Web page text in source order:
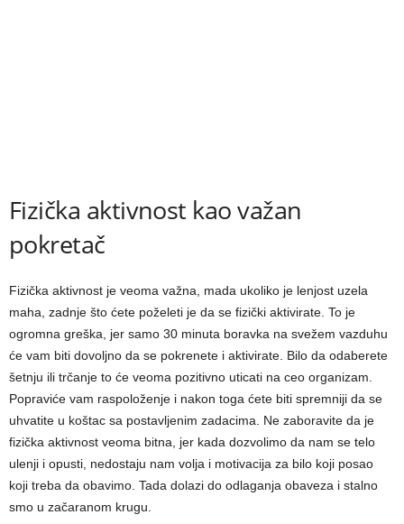
Fizička aktivnost kao važan
pokretač
Fizička aktivnost je veoma važna, mada ukoliko je lenjost uzela
maha, zadnje što ćete poželeti je da se fizički aktivirate. To je
ogromna greška, jer samo 30 minuta boravka na svežem vazduhu
će vam biti dovoljno da se pokrenete i aktivirate. Bilo da odaberete
šetnju ili trčanje to će veoma pozitivno uticati na ceo organizam.
Popraviće vam raspoloženje i nakon toga ćete biti spremniji da se
uhvatite u koštac sa postavljenim zadacima. Ne zaboravite da je
fizička aktivnost veoma bitna, jer kada dozvolimo da nam se telo
ulenji i opusti, nedostaju nam volja i motivacija za bilo koji posao
koji treba da obavimo. Tada dolazi do odlaganja obaveza i stalno
smo u začaranom krugu.